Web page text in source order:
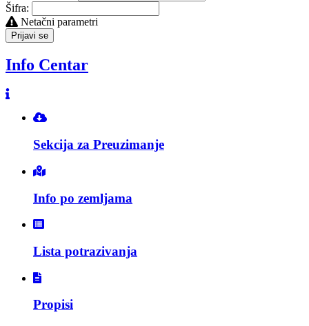
Šifra:
Netačni parametri
Prijavi se
Info Centar
Sekcija za Preuzimanje
Info po zemljama
Lista potrazivanja
Propisi